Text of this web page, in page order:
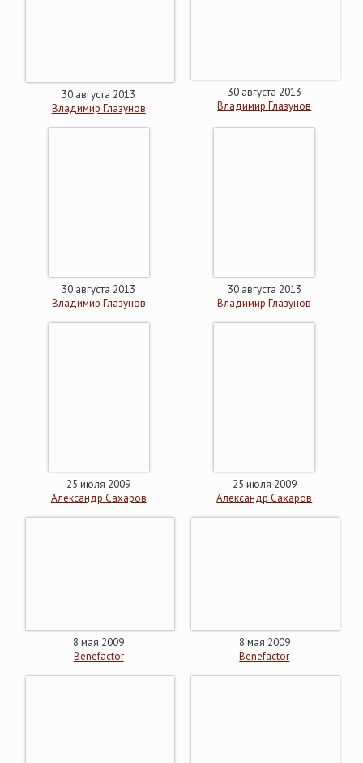
30 августа 2013
Владимир Глазунов
30 августа 2013
Владимир Глазунов
30 августа 2013
Владимир Глазунов
30 августа 2013
Владимир Глазунов
25 июля 2009
Александр Cахаров
25 июля 2009
Александр Cахаров
8 мая 2009
Benefactor
8 мая 2009
Benefactor